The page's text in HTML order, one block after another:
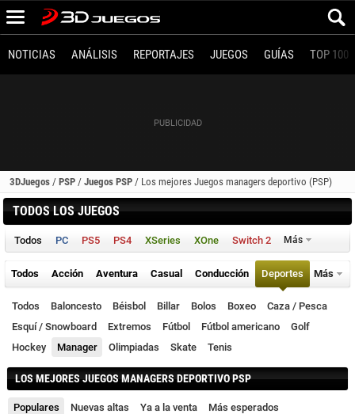
NOTICIAS ANÁLISIS REPORTAJES JUEGOS GUÍAS TOP 100
3DJuegos / PSP / Juegos PSP / Los mejores Juegos managers deportivo (PSP)
TODOS LOS JUEGOS
Todos PC PS5 PS4 XSeries XOne Switch 2 Más
Todos Acción Aventura Casual Conducción Deportes Más
Todos Baloncesto Béisbol Billar Bolos Boxeo
Caza / Pesca
Esquí / Snowboard
Extremos Fútbol Fútbol americano
Golf
Hockey
Manager Olimpiadas Skate Tenis
LOS MEJORES JUEGOS MANAGERS DEPORTIVO PSP
Populares Nuevas altas Ya a la venta
Más esperados